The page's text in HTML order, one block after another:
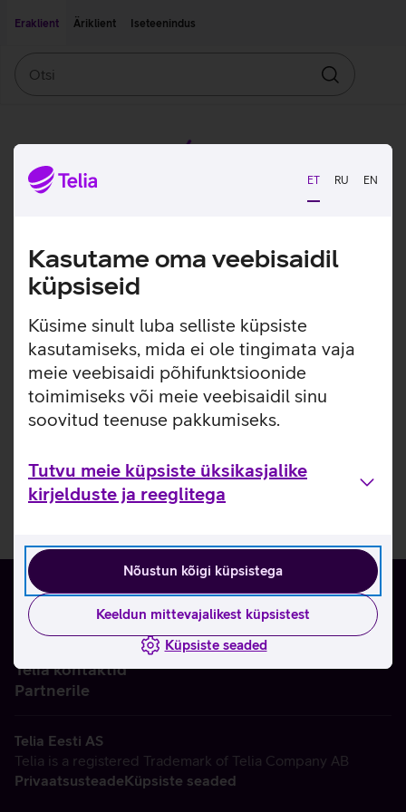
ET RU EN
Kasutame oma veebisaidil
küpsiseid
Küsime sinult luba selliste küpsiste
kasutamiseks, mida ei ole tingimata vaja
meie veebisaidi põhifunktsioonide
toimimiseks või meie veebisaidil sinu
soovitud teenuse pakkumiseks.
Tutvu meie küpsiste üksikasjalike
kirjelduste ja reeglitega
Nõustun kõigi küpsistega
Keeldun mittevajalikest küpsistest
Küpsiste seaded
Eraklient
Äriklient Iseteenindus
Otsin
Telia kontaktid
Partnerile
Telia Eesti AS
Telia is a registered Trademark of Telia Company AB
PrivaatsusteadeKüpsiste seaded